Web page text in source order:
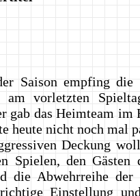
Saison empfing die
am vorletzten
gab das Heimteam im
heute nicht noch mal
Deckung
Spielen, den Gästen
die Abwehrreihe
Einstellung